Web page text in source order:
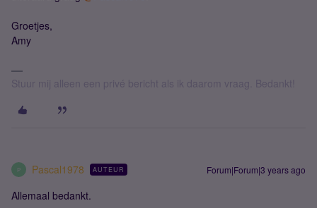
Groetjes,
Amy
Stuur mij alleen een privé bericht als ik daarom vraag. Bedankt!
P Pascal1978 AUTEUR Forum|Forum|3 years ago
Allemaal bedankt.